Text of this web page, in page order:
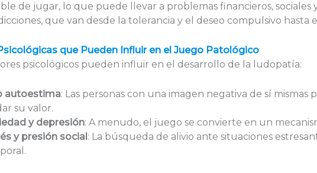
de jugar, lo que puede llevar a problemas financieros, sociales
que van desde la tolerancia y el deseo compulsivo
que Pueden Influir en el Juego Patológico
psicológicos pueden influir en el desarrollo de la ludopatía:
autoestima: Las personas con una imagen negativa de sí
su valor.
y depresión: A menudo, el juego se convierte en un
y presión social: La búsqueda de alivio ante situaciones